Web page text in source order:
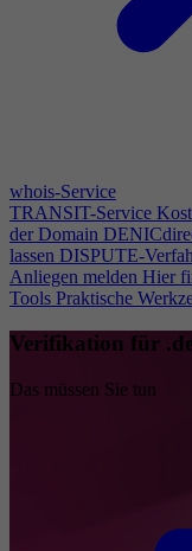
whois-Service
TRANSIT-Service
der Domain
lassen DISPUTE-
Anliegen melden Hier
Tools Praktische
Verifikation für
Das müssen Sie tun